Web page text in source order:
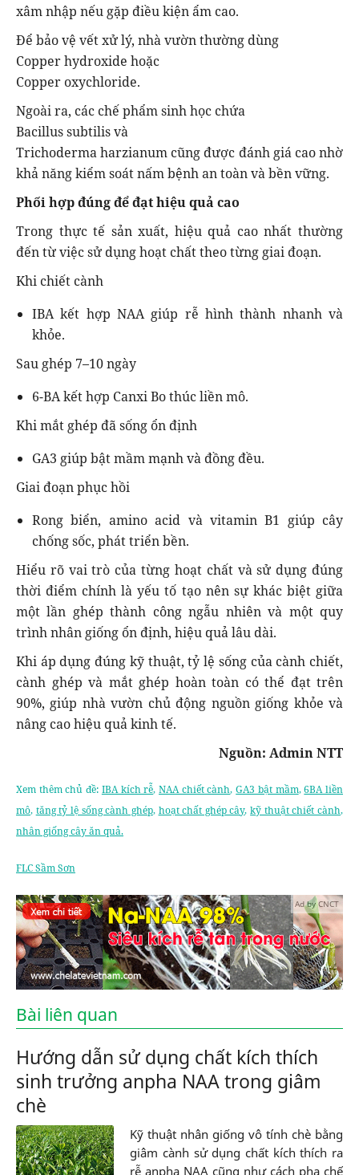
xâm nhập nếu gặp điều kiện ẩm cao.
Để bảo vệ vết xử lý, nhà vườn thường dùng
Copper hydroxide hoặc
Copper oxychloride.
Ngoài ra, các chế phẩm sinh học chứa
Bacillus subtilis và
Trichoderma harzianum cũng được đánh giá cao nhờ
khả năng kiểm soát nấm bệnh an toàn và bền vững.
Phối hợp đúng để đạt hiệu quả cao
Trong thực tế sản xuất, hiệu quả cao nhất thường
đến từ việc sử dụng hoạt chất theo từng giai đoạn.
Khi chiết cành
IBA kết hợp NAA giúp rễ hình thành nhanh và
khỏe.
Sau ghép 7–10 ngày
6-BA kết hợp Canxi Bo thúc liền mô.
Khi mắt ghép đã sống ổn định
GA3 giúp bật mầm mạnh và đồng đều.
Giai đoạn phục hồi
Rong biển, amino acid và vitamin B1 giúp cây
chống sốc, phát triển bền.
Hiểu rõ vai trò của từng hoạt chất và sử dụng đúng
thời điểm chính là yếu tố tạo nên sự khác biệt giữa
một lần ghép thành công ngẫu nhiên và một quy
trình nhân giống ổn định, hiệu quả lâu dài.
Khi áp dụng đúng kỹ thuật, tỷ lệ sống của cành chiết,
cành ghép và mắt ghép hoàn toàn có thể đạt trên
90%, giúp nhà vườn chủ động nguồn giống khỏe và
nâng cao hiệu quả kinh tế.
Nguồn: Admin NTT
Xem thêm chủ đề: IBA kích rễ,NAA chiết cành,GA3 bật mầm,6BA liền
mô, tăng tỷ lệ sống cành ghép, hoạt chất ghép cây,kỹ thuật chiết cành,
nhân giống cây ăn quả.
FLC Sầm Sơn
Ad by CNCT
Bài liên quan
Hướng dẫn sử dụng chất kích thích
sinh trưởng anpha NAA trong giâm
chè
Kỹ thuật nhân giống vô tính chè bằng
giâm cành sử dụng chất kích thích ra
rễ anpha NAA cũng như cách pha chế